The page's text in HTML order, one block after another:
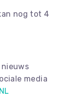
nog tot 4
media